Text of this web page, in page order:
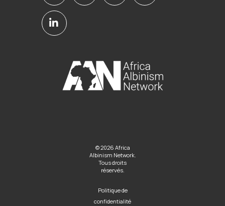
© 2026 Africa
Albinism Network.
Tous droits
réservés.
Politique de
confidentialité